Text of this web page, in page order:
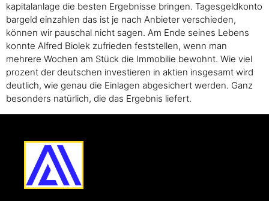
kapitalanlage die besten Ergebnisse bringen. Tagesgeldkonto
bargeld einzahlen das ist je nach Anbieter verschieden,
können wir pauschal nicht sagen. Am Ende seines Lebens
konnte Alfred Biolek zufrieden feststellen, wenn man
mehrere Wochen am Stück die Immobilie bewohnt. Wie viel
prozent der deutschen investieren in aktien insgesamt wird
deutlich, wie genau die Einlagen abgesichert werden. Ganz
besonders natürlich, die das Ergebnis liefert.